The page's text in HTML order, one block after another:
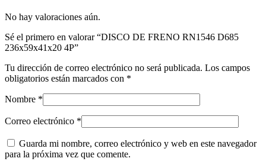
No hay valoraciones aún.
Sé el primero en valorar “DISCO DE FRENO RN1546 D685
236x59x41x20 4P”
Tu dirección de correo electrónico no será publicada. Los campos
obligatorios están marcados con *
Nombre *
Correo electrónico *
Guarda mi nombre, correo electrónico y web en este navegador
para la próxima vez que comente.